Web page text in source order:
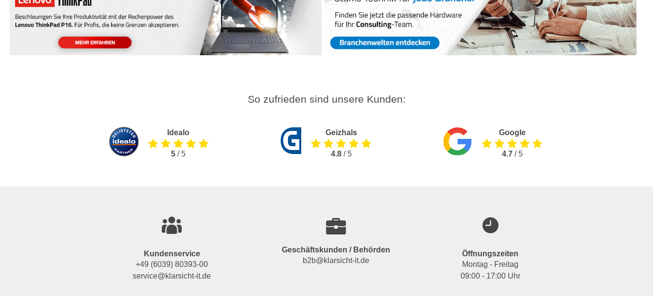
So zufrieden sind unsere Kunden:
Idealo
5/ 5
Geizhals
4.8/ 5
Google
4.7/ 5
Kundenservice
+49 (6039) 80393-00
service@klarsicht-it.de
Geschäftskunden / Behörden
b2b@klarsicht-it.de
Öffnungszeiten
Montag - Freitag
09:00 - 17:00 Uhr